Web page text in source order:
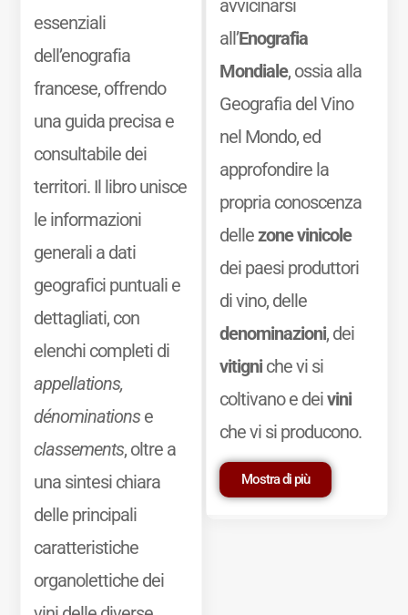
essenziali
dell’enografia
francese, offrendo
una guida precisa e
consultabile dei
territori. Il libro unisce
le informazioni
generali a dati
geografici puntuali e
dettagliati, con
elenchi completi di
appellations,
dénominationse
classements, oltre a
una sintesi chiara
delle principali
caratteristiche
organolettiche dei
avvicinarsi
all’Enografia
Mondiale, ossia alla
Geografia del Vino
nel Mondo, ed
approfondire la
propria conoscenza
dellezone vinicole
dei paesi produttori
di vino, delle
denominazioni, dei
vitigniche vi si
coltivano e deivini
che vi si producono.
Mostra di più